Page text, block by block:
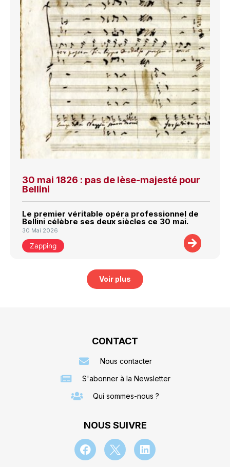
30 mai 1826 : pas de lèse-majesté pour
Bellini
Le premier véritable opéra professionnel de
Bellini célèbre ses deux siècles ce 30 mai.
30 Mai 2026
Zapping
Voir plus
CONTACT
Nous contacter
S'abonner à la Newsletter
Qui sommes-nous ?
NOUS SUIVRE